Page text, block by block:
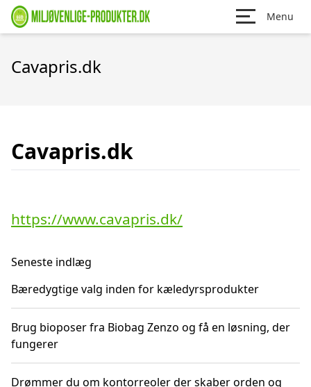
Menu
Cavapris.dk
Cavapris.dk
https://www.cavapris.dk/
Seneste indlæg
Bæredygtige valg inden for kæledyrsprodukter
Brug bioposer fra Biobag Zenzo og få en løsning, der
fungerer
Drømmer du om kontorreoler der skaber orden og